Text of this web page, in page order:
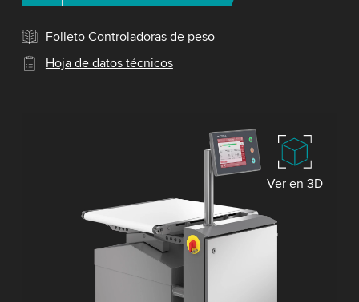
Folleto Controladoras de peso
Hoja de datos técnicos
Ver en 3D